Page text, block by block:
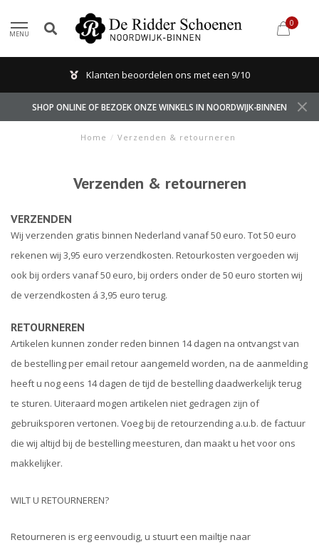
MENU
0
Klanten beoordelen ons met een 9/10
SHOP ONLINE OF BEZOEK ONZE WINKELS IN NOORDWIJK-BINNEN
Home / Verzenden & retourneren
Verzenden & retourneren
VERZENDEN
Wij verzenden gratis binnen Nederland vanaf 50 euro. Tot 50 euro
rekenen wij 3,95 euro verzendkosten. Retourkosten vergoeden wij
ook bij orders vanaf 50 euro, bij orders onder de 50 euro storten wij
de verzendkosten á 3,95 euro terug.
RETOURNEREN
Artikelen kunnen zonder reden binnen 14 dagen na ontvangst van
de bestelling per email retour aangemeld worden, na de aanmelding
heeft u nog eens 14 dagen de tijd de bestelling daadwerkelijk terug
te sturen. Uiteraard mogen artikelen niet gedragen zijn of
gebruiksporen vertonen. Voeg bij de retourzending a.u.b. de factuur
die wij altijd bij de bestelling meesturen, dan maakt u het voor ons
makkelijker.
WILT U RETOURNEREN?
Retourneren is erg eenvoudig, u stuurt een mailtje naar